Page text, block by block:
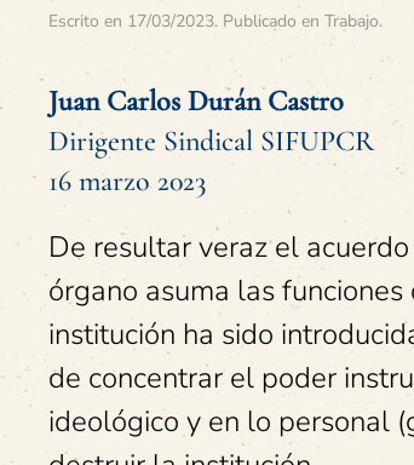
Escrito en 17/03/2023. Publicado en Trabajo.
Juan Carlos Durán Castro
Dirigente Sindical SIFUPCR
16 marzo 2023
De resultar veraz el
órgano asuma las
institución ha sido
de concentrar el poder
ideológico y en lo personal